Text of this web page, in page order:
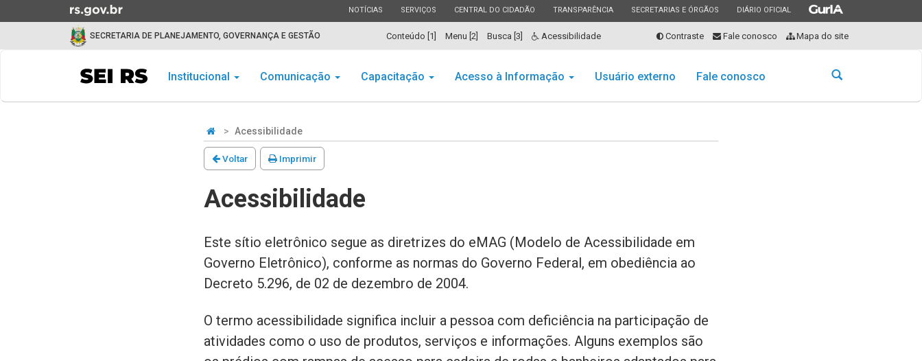
para
o
ESTADO
NOTÍCIAS ESTADO
SERVIÇOS ESTADO
CENTRAL DO CIDADÃO ESTADO
TRANSPARÊNCIA ESTADO
SECRETARIAS E ÓRGÃOS ESTADO
DIÁRIO OFICIAL ESTADO
SECRETARIA DE PLANEJAMENTO, GOVERNANÇA E GESTÃO Conteúdo [1] Menu [2] Busca [3] Acessibilidade Contraste Fale conosco Mapa do site
Abrir
doInstitucional Comunicação Capacitação Acesso à Informação Usuário externo Fale conosco
Acessibilidade
Voltar Imprimir
Acessibilidade
Este sítio eletrônico segue as diretrizes do eMAG (Modelo de Acessibilidade em
Governo Eletrônico), conforme as normas do Governo Federal, em obediência ao
Decreto 5.296, de 02 de dezembro de 2004.
O termo acessibilidade significa incluir a pessoa com deficiência na participação de
atividades como o uso de produtos, serviços e informações. Alguns exemplos são